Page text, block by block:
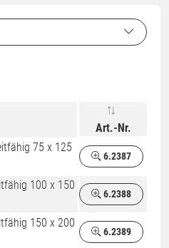
Art.-Nr.
75 x 125
6.2387
100 x 150
6.2388
150 x 200
6.2389